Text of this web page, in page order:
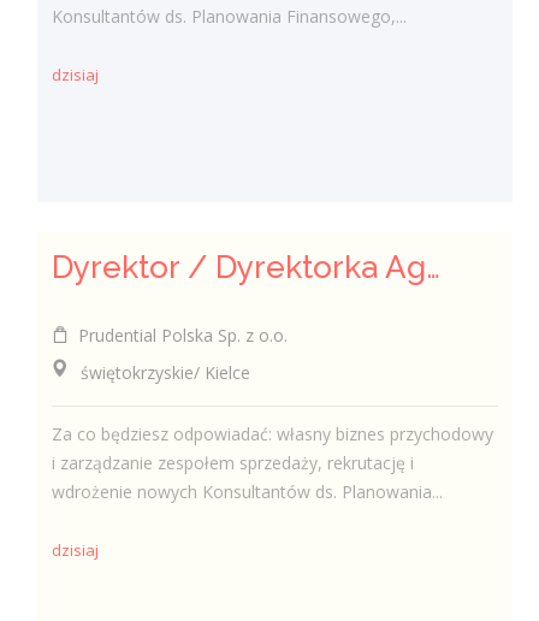
Konsultantów ds. Planowania Finansowego,...
dzisiaj
Dyrektor / Dyrektorka Agencji
Prudential Polska Sp. z o.o.
świętokrzyskie/ Kielce
Za co będziesz odpowiadać: własny biznes przychodowy
i zarządzanie zespołem sprzedaży, rekrutację i
wdrożenie nowych Konsultantów ds. Planowania...
dzisiaj